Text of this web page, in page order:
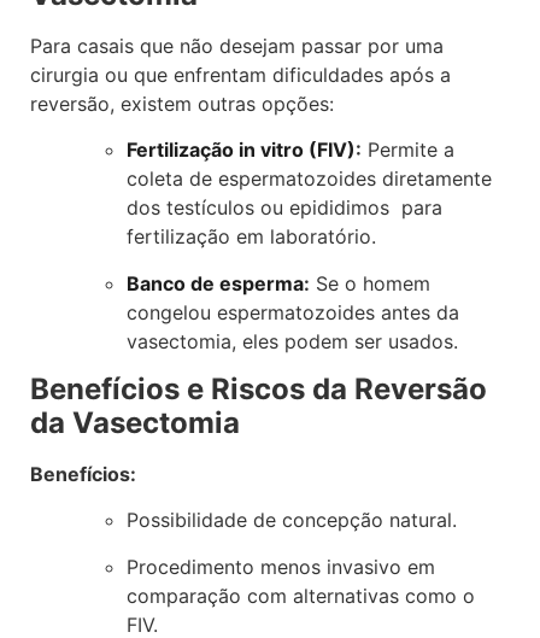
Para casais que não desejam passar por uma
cirurgia ou que enfrentam dificuldades após a
reversão, existem outras opções:
Fertilização in vitro (FIV): Permite a
coleta de espermatozoides diretamente
dos testículos ou epididimos para
fertilização em laboratório.
Banco de esperma: Se o homem
congelou espermatozoides antes da
vasectomia, eles podem ser usados.
Benefícios e Riscos da Reversão
da Vasectomia
Benefícios:
Possibilidade de concepção natural.
Procedimento menos invasivo em
comparação com alternativas como o
FIV.